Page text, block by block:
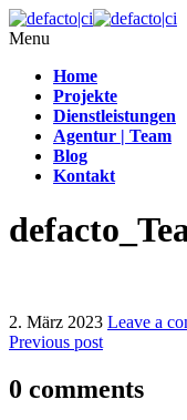
Menu
Home
Projekte
Dienstleistungen
Agentur | Team
Blog
Kontakt
2. März 2023 Leave a
Previous post
0 comments